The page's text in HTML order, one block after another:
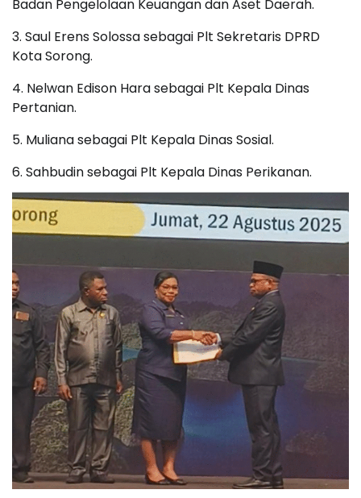
Badan Pengelolaan Keuangan dan Aset Daerah.
3. Saul Erens Solossa sebagai Plt Sekretaris DPRD
Kota Sorong.
4. Nelwan Edison Hara sebagai Plt Kepala Dinas
Pertanian.
5. Muliana sebagai Plt Kepala Dinas Sosial.
6. Sahbudin sebagai Plt Kepala Dinas Perikanan.